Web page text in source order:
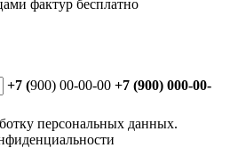
фактур бесплатно
+7 (900) 00-00-00 +7 (900) 000-00-
персональных данных.